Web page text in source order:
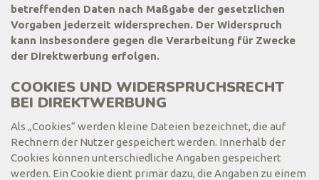
betreffenden Daten nach Maßgabe der gesetzlichen
Vorgaben jederzeit widersprechen. Der Widerspruch
kann insbesondere gegen die Verarbeitung für Zwecke
der Direktwerbung erfolgen.
COOKIES UND WIDERSPRUCHSRECHT
BEI DIREKTWERBUNG
Als „Cookies“ werden kleine Dateien bezeichnet, die auf
Rechnern der Nutzer gespeichert werden. Innerhalb der
Cookies können unterschiedliche Angaben gespeichert
werden. Ein Cookie dient primär dazu, die Angaben zu einem